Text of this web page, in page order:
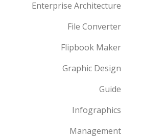
Enterprise Architecture
File Converter
Flipbook Maker
Graphic Design
Guide
Infographics
Management